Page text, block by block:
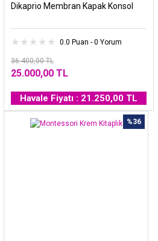
Dikaprio Membran Kapak Konsol
0.0 Puan - 0 Yorum
36.400,00 TL
25.000,00 TL
Havale Fiyatı : 21.250,00 TL
%36